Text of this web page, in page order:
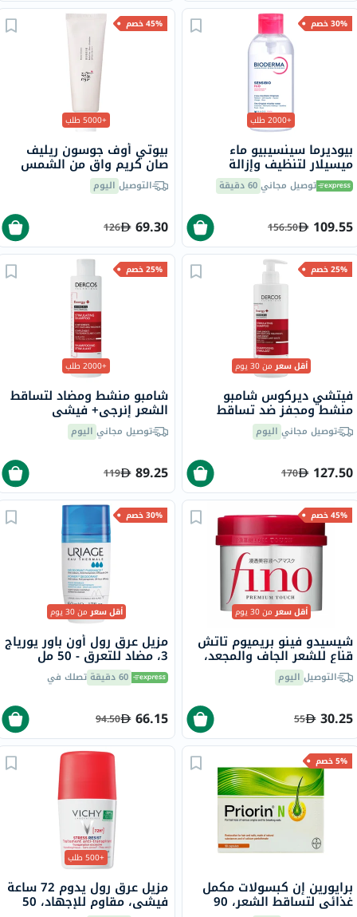
30% خصم
+2000 طلب
بيوديرما سينسيبيو ماء
ميسيلار لتنظيف وإزالة
المكياج 850 ملتوصيل مجاني60 دقيقة
109.55
156.50
45% خصم
+5000 طلب
بيوتي أوف جوسون ريليف
صان كريم واقٍ من الشمس
عضوي بلأرز والبروبيوتيك
التوصيل اليوم
69.30
126
25% خصم
أقل سعرمن 30 يوم
فيتشي ديركوس شامبو
منشط ومحفز ضد تساقط
الشعر مع أمينيكسيل 400 مل
توصيل مجاني اليوم
127.50
170
25% خصم
+2000 طلب
شامبو منشط ومضاد لتساقط
الشعر إنرجي+ فيشي
ديركوس، 200 مل
توصيل مجاني اليوم
89.25
119
45% خصم
أقل سعرمن 30 يوم
شيسيدو فينو بريميوم تاتش
قناع للشعر الجاف والمجعد،
230 جرامالتوصيل اليوم
30.25
55
30% خصم
أقل سعرمن 30 يوم
مزيل عرق رول أون باور يورياج
3، مضاد للتعرق - 50 مل
60 دقيقة تصلك في
66.15
94.50
5% خصم
برايورين إن كبسولات مكمل
غذائي لتساقط الشعر، 90
+500 طلب
مزيل عرق رول يدوم 72 ساعة
فيشي، مقاوم للإجهاد، 50